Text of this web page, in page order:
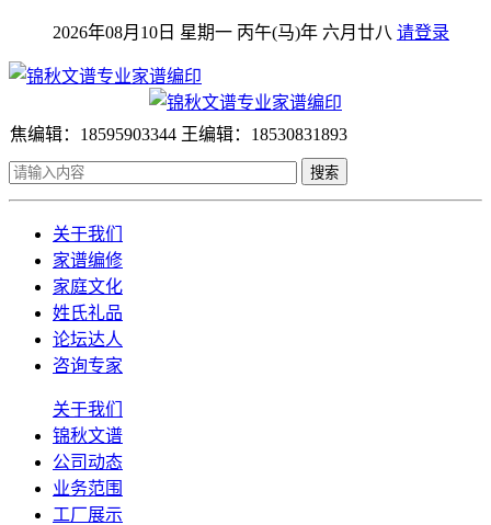
2026年08月10日 星期一 丙午(马)年 六月廿八 请登录
焦编辑：18595903344 王编辑：18530831893
搜索
关于我们
家谱编修
家庭文化
姓氏礼品
论坛达人
咨询专家
关于我们
锦秋文谱
公司动态
业务范围
工厂展示